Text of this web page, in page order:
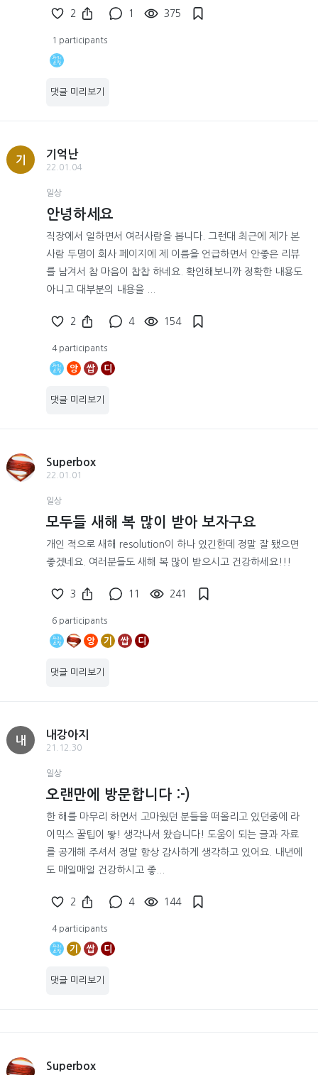
2 1 375
1 participants
댓글 미리보기
기
기억난
22.01.04
일상
안녕하세요
직장에서 일하면서 여러사람을 봅니다. 그런대 최근에 제가 본
사람 두명이 회사 페이지에 제 이름을 언급하면서 안좋은 리뷰
를 남겨서 참 마음이 찹찹 하네요. 확인해보니까 정확한 내용도
아니고 대부분의 내용을 ...
2 4 154
4 participants
앙 쌉 디
댓글 미리보기
Superbox
22.01.01
일상
모두들 새해 복 많이 받아 보자구요
개인 적으로 새해 resolution이 하나 있긴한데 정말 잘 됐으면
좋겠네요. 여러분들도 새해 복 많이 받으시고 건강하세요!!!
3 11 241
6 participants
앙 기 쌉 디
댓글 미리보기
내
내강아지
21.12.30
일상
오랜만에 방문합니다 :-)
한 해를 마무리 하면서 고마웠던 분들을 떠올리고 있던중에 라
이믹스 꿀팁이 뙇! 생각나서 왔습니다! 도움이 되는 글과 자료
를 공개해 주셔서 정말 항상 감사하게 생각하고 있어요. 내년에
도 매일매일 건강하시고 좋...
2 4 144
4 participants
기 쌉 디
댓글 미리보기
Superbox